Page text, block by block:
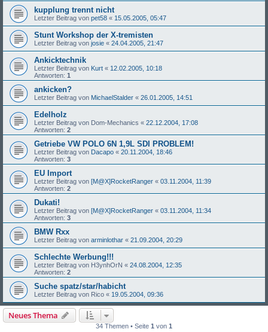
kupplung trennt nicht
Letzter Beitrag von pet58 « 15.05.2005, 05:47
Stunt Workshop der X-tremisten
Letzter Beitrag von josie « 24.04.2005, 21:47
Ankicktechnik
Letzter Beitrag von Kurt « 12.02.2005, 10:18
Antworten: 1
ankicken?
Letzter Beitrag von MichaelStalder « 26.01.2005, 14:51
Edelholz
Letzter Beitrag von Dom-Mechanics « 22.12.2004, 17:08
Antworten: 2
Getriebe VW POLO 6N 1,9L SDI PROBLEM!
Letzter Beitrag von Dacapo « 20.11.2004, 18:46
Antworten: 3
EU Import
Letzter Beitrag von [M@X]RocketRanger « 03.11.2004, 11:39
Antworten: 2
Dukati!
Letzter Beitrag von [M@X]RocketRanger « 03.11.2004, 11:34
Antworten: 3
BMW Rxx
Letzter Beitrag von arminlothar « 21.09.2004, 20:29
Schlechte Werbung!!!
Letzter Beitrag von H3ynhOrN « 24.08.2004, 12:35
Antworten: 2
Suche spatz/star/habicht
Letzter Beitrag von Rico « 19.05.2004, 09:36
Neues Thema
34 Themen • Seite 1 von 1